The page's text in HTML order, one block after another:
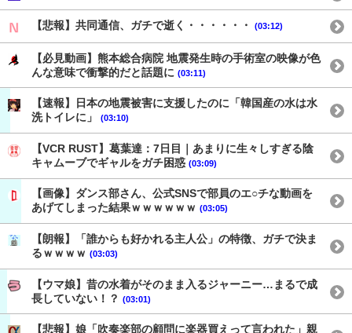
【悲報】共同通信、ガチで逝く・・・・・・ (03:12)
【必見動画】熊本総合病院 地震発生時の手術室の映像が色
んな意味で衝撃的だと話題に (03:11)
【速報】日本の地震被害に支援したのに「韓国産の水は水
洗トイレに」
(03:10)
【VCR RUST】葛葉達：7日目｜あまりに生々しすぎる陰
キャムーブでギャルをガチ困惑 (03:09)
【画像】ダンス部さん、公式SNSで部員のエ○チな動画を
あげてしまった結果ｗｗｗｗｗｗ (03:05)
【朗報】「誰からも好かれる主人公」の特徴、ガチで決ま
るｗｗｗｗ (03:03)
【ウマ娘】昔の水着がそのまま入るジャーニー…まるで成
長していない！？ (03:01)
【悲報】娘「吹奏楽部の顧問に楽器買えって言われた」親